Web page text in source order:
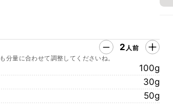
2 人前
分量に合わせて調整してくださいね。
100g
30g
50g